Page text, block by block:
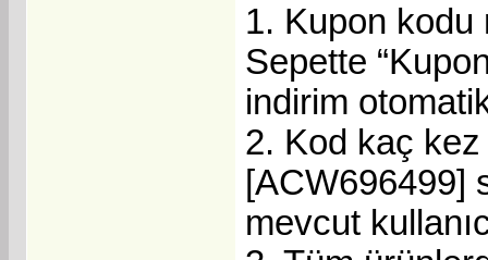
1. Kupon kodu
Sepette
indirim
2. Kod kaç kez
[ACW696499]
mevcut